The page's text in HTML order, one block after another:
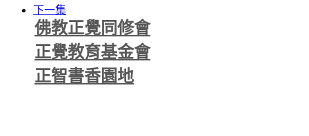
下一集
佛教正覺同修會
正覺教育基金會
正智書香園地